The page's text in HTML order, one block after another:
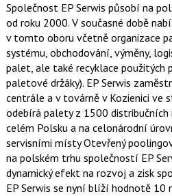
Společnost EP Serwis působí na
od roku 2000. V současné době
v tomto oboru včetně organizace
systému, obchodování, výměny,
palet, ale také recyklace použitých
paletové držáky). EP Serwis
centrále a v továrně v Kozienici ve
odebírá palety z 1500
celém Polsku a na celonárodní
servisními místy Otevřený
na polském trhu společností EP
dynamický efekt na rozvoj a zisk
EP Serwis se nyní blíží hodnotě 10